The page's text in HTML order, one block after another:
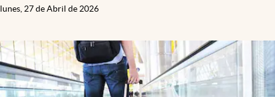
lunes, 27 de Abril de 2026